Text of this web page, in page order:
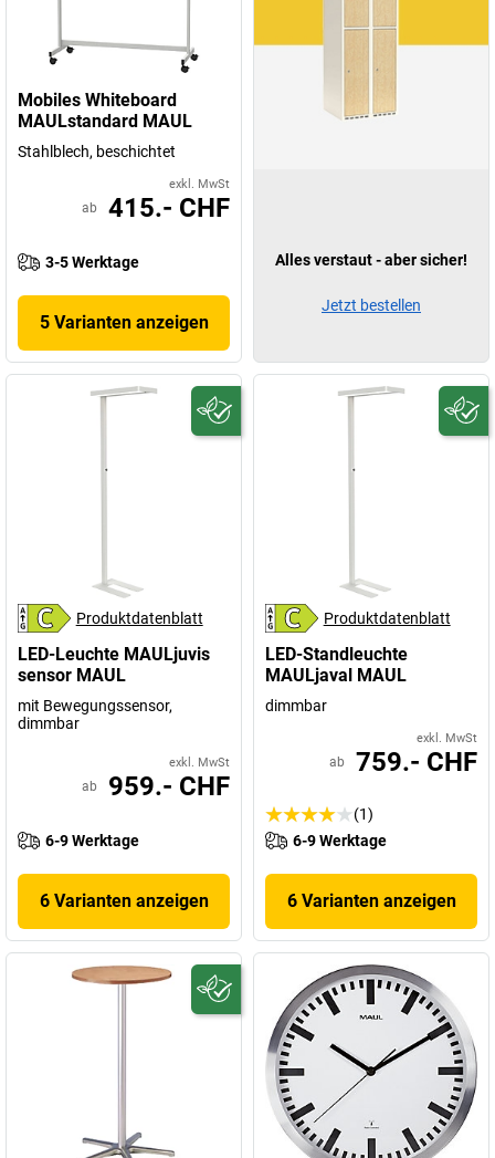
Mobiles Whiteboard
MAULstandard MAUL
Stahlblech, beschichtet
exkl. MwSt
ab 415.- CHF
3-5 Werktage
5 Varianten anzeigen
Produktdatenblatt
LED-Leuchte MAULjuvis
sensor MAUL
mit Bewegungssensor,
dimmbar
exkl. MwSt
ab 959.- CHF
6-9 Werktage
6 Varianten anzeigen
Produktdatenblatt
LED-Standleuchte
MAULjaval MAUL
dimmbar
exkl. MwSt
ab 759.- CHF
(1)
6-9 Werktage
6 Varianten anzeigen
Alles verstaut - aber sicher!
Jetzt bestellen